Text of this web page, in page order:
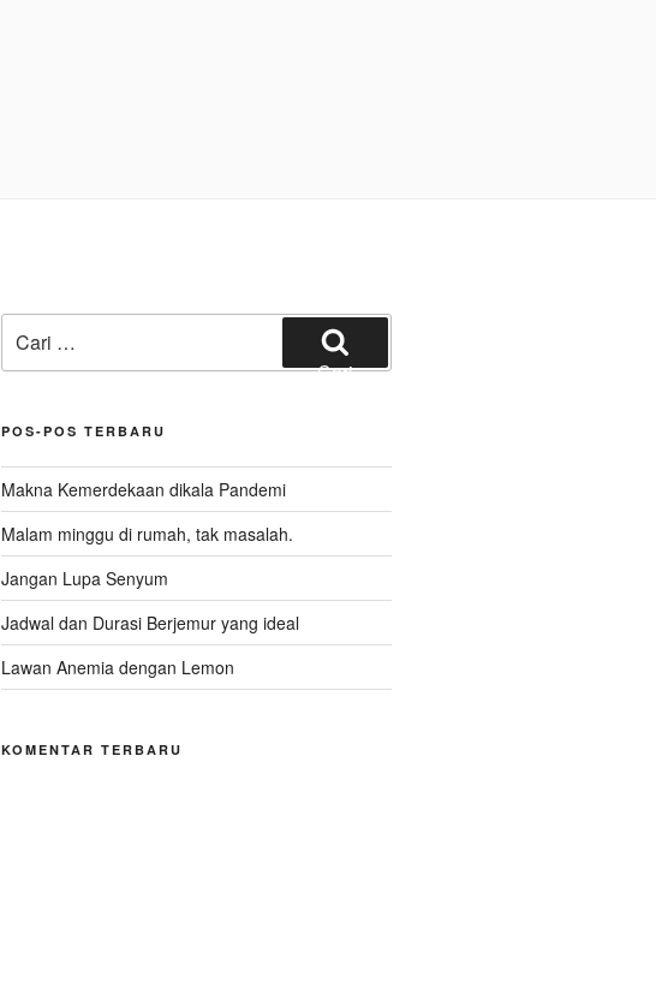
untuk:
Cari
POS-POS TERBARU
Makna Kemerdekaan dikala Pandemi
Malam minggu di rumah, tak masalah.
Jangan Lupa Senyum
Jadwal dan Durasi Berjemur yang ideal
Lawan Anemia dengan Lemon
KOMENTAR TERBARU